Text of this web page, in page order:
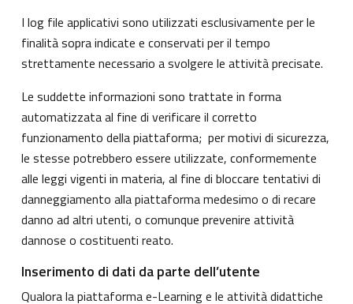
I log file applicativi sono utilizzati esclusivamente per le
finalità sopra indicate e conservati per il tempo
strettamente necessario a svolgere le attività precisate.
Le suddette informazioni sono trattate in forma
automatizzata al fine di verificare il corretto
funzionamento della piattaforma; per motivi di sicurezza,
le stesse potrebbero essere utilizzate, conformemente
alle leggi vigenti in materia, al fine di bloccare tentativi di
danneggiamento alla piattaforma medesimo o di recare
danno ad altri utenti, o comunque prevenire attività
dannose o costituenti reato.
Inserimento di dati da parte dell’utente
Qualora la piattaforma e-Learning e le attività didattiche